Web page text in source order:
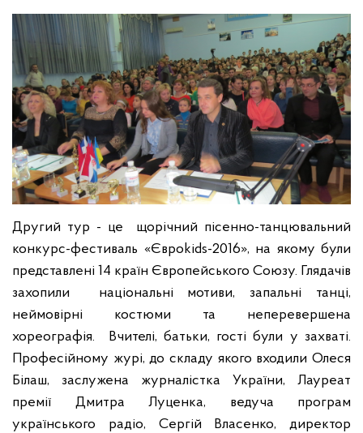
Другий тур - це щорічний пісенно-танцювальний
конкурс-фестиваль «Євроkids-2016», на якому були
представлені 14 країн Європейського Союзу. Глядачів
захопили національні мотиви, запальні танці,
неймовірні костюми та неперевершена
хореографія. Вчителі, батьки, гості були у захваті.
Професійному журі, до складу якого входили Олеся
Білаш, заслужена журналістка України, Лауреат
премії Дмитра Луценка, ведуча програм
українського радіо, Сергій Власенко, директор